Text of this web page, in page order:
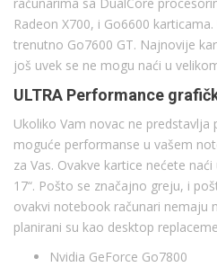
Radeon X700, i Go6600
trenutno Go7600 GT. Najnovije
još uvek se ne mogu naći u
ULTRA Performance
Ukoliko Vam novac ne
moguće performanse u vašem
za Vas. Ovakve kartice nećete
17“. Pošto se značajno greju, i
ovakvi notebook računari nemaju
planirani su kao desktop
Nvidia GeForce Go7800